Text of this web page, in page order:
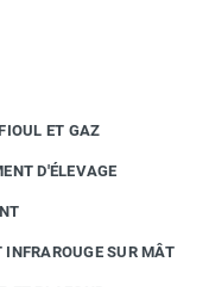
ET GAZ
D'ÉLEVAGE
SUR MÂT